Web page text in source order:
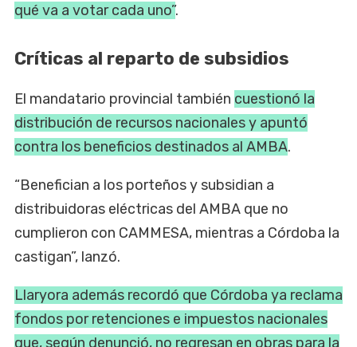
qué va a votar cada uno”.
Críticas al reparto de subsidios
El mandatario provincial también cuestionó la
distribución de recursos nacionales y apuntó
contra los beneficios destinados al AMBA.
“Benefician a los porteños y subsidian a
distribuidoras eléctricas del AMBA que no
cumplieron con CAMMESA, mientras a Córdoba la
castigan”, lanzó.
Llaryora además recordó que Córdoba ya reclama
fondos por retenciones e impuestos nacionales
que, según denunció, no regresan en obras para la